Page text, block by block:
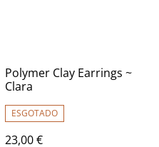
Polymer Clay Earrings ~
Clara
ESGOTADO
23,00 €